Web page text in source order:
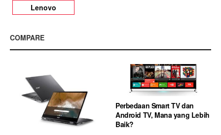
Lenovo
COMPARE
Perbedaan Smart TV dan
Android TV, Mana yang Lebih
Baik?